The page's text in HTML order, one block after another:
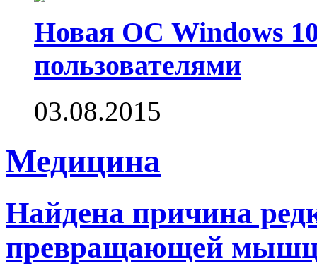
Новая ОС Windows
пользователями
03.08.2015
Медицина
Найдена причина
превращающей